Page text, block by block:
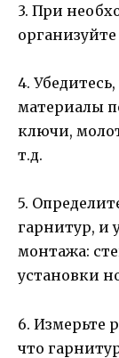
3. При
4.
материалы
ключи,
т.д.
5.
гарнитур, и
монтажа:
установки
6. Измерьте
что